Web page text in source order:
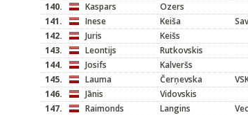
140.
Kaspars Ozers
141.
Inese Keiša
142.
Juris Keišs
143.
Leontijs Rutkovskis
144.
Josifs Kalveršs
145.
Lauma Čerņevska
146.
Jānis Vidovskis
147.
Raimonds Langins